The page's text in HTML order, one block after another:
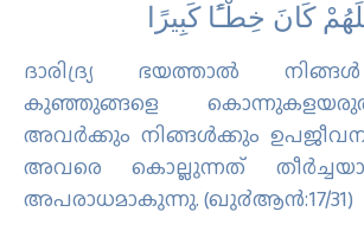
كَانَ خِطْـًٔا كَبِيرًا
ദാരിദ്ര്യ ഭയത്താല്‍
കുഞ്ഞുങ്ങളെ
അവര്‍ക്കും നിങ്ങള്‍ക്കും
അവരെ കൊല്ലുന്നത്
അപരാധമാകുന്നു. (ഖു൪ആന്‍:17/31)